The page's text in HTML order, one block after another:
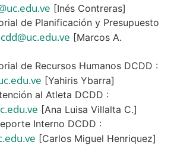
[Inés Contreras]
de Planificación y Presupuesto
[Marcos A.
de Recursos Humanos DCDD :
[Yahiris Ybarra]
al Atleta DCDD :
[Ana Luisa Villalta C.]
Interno DCDD :
[Carlos Miguel Henriquez]